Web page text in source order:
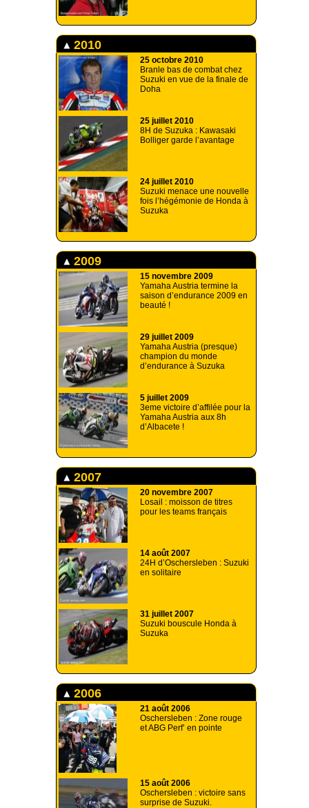
2010
25 octobre 2010
Branle bas de combat chez
Suzuki en vue de la finale de
Doha
25 juillet 2010
8H de Suzuka : Kawasaki
Bolliger garde l’avantage
24 juillet 2010
Suzuki menace une nouvelle
fois l’hégémonie de Honda à
Suzuka
2009
15 novembre 2009
Yamaha Austria termine la
saison d’endurance 2009 en
beauté !
29 juillet 2009
Yamaha Austria (presque)
champion du monde
d’endurance à Suzuka
5 juillet 2009
3eme victoire d’affilée pour la
Yamaha Austria aux 8h
d’Albacete !
2007
20 novembre 2007
Losail : moisson de titres
pour les teams français
14 août 2007
24H d’Oschersleben : Suzuki
en solitaire
31 juillet 2007
Suzuki bouscule Honda à
Suzuka
2006
21 août 2006
Oschersleben : Zone rouge
et ABG Perf’ en pointe
15 août 2006
Oschersleben : victoire sans
surprise de Suzuki.